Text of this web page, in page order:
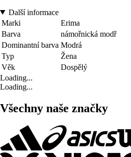
Další informace
Marki
Erima
Barva
námořnická modř
Dominantní barva Modrá
Typ
Žena
Věk
Dospělý
Loading...
Loading...
Všechny naše značky